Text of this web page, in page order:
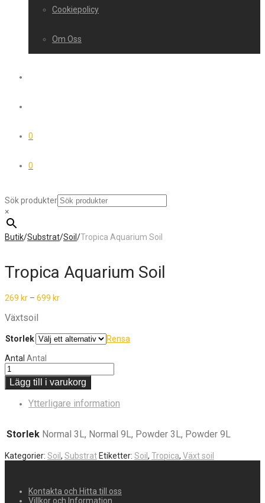
Cookiepolicy
Om Oss
0
0
Sök produkter
×
Butik/Substrat/Soil /Tropica Aquarium Soil
Tropica Aquarium Soil
269 kr – 699 kr
Växtsoil
Storlek Rensa
Antal Antal
Lägg till i varukorg
Ytterligare information
Storlek Normal 3L, Normal 9L, Powder 3L, Powder 9L
Kategorier: Soil, SubstratEtiketter: Soil, Tropica, Växt soil
Kontakta och Hitta till oss
Villkor och Information